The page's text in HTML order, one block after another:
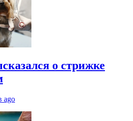
о стрижке
ago